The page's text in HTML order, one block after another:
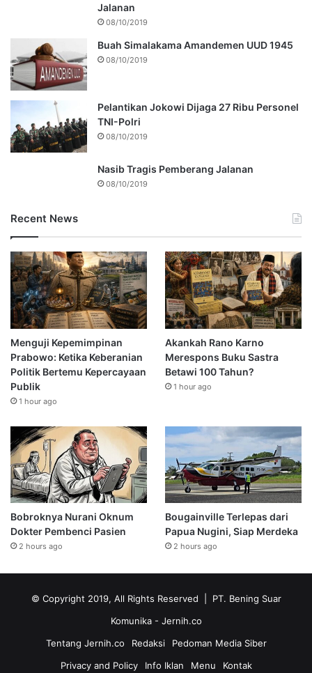
Jalanan
08/10/2019
Buah Simalakama Amandemen UUD 1945
08/10/2019
Pelantikan Jokowi Dijaga 27 Ribu Personel
TNI-Polri
08/10/2019
Nasib Tragis Pemberang Jalanan
08/10/2019
Recent News
Menguji Kepemimpinan
Prabowo: Ketika Keberanian
Politik Bertemu Kepercayaan
Publik
1 hour ago
Akankah Rano Karno
Merespons Buku Sastra
Betawi 100 Tahun?
1 hour ago
Bobroknya Nurani Oknum
Dokter Pembenci Pasien
2 hours ago
Bougainville Terlepas dari
Papua Nugini, Siap Merdeka
2 hours ago
© Copyright 2019, All Rights Reserved | PT. Bening Suar
Komunika - Jernih.co
Tentang Jernih.co
Redaksi
Pedoman Media Siber
Privacy and Policy
Info Iklan Menu Kontak